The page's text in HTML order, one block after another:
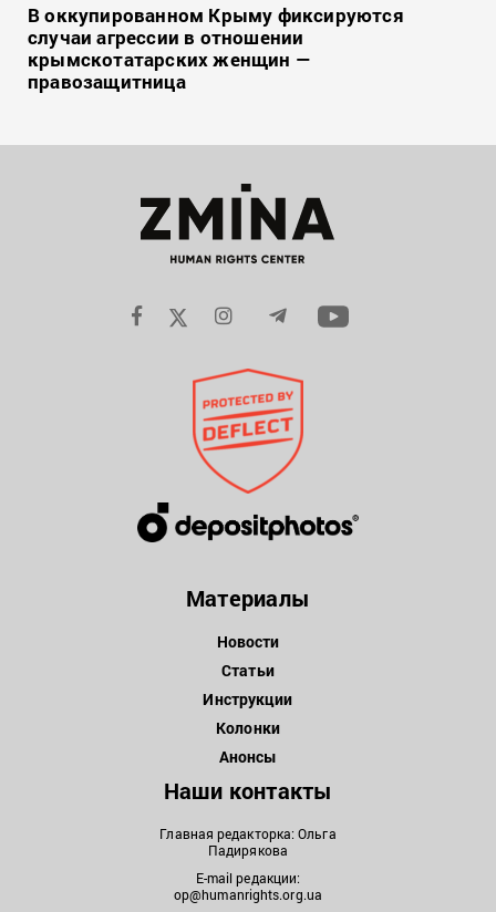
В оккупированном Крыму фиксируются
случаи агрессии в отношении
крымскотатарских женщин —
правозащитница
Материалы
Новости
Статьи
Инструкции
Колонки
Анонсы
Наши контакты
Главная редакторка: Ольга
Падирякова
E-mail редакции:
op@humanrights.org.ua